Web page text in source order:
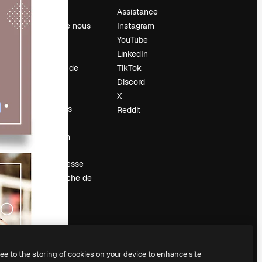
Prix
À propos de nous
Tendances de
Événements
Vendre mon
contenu
Salle de presse
À la recherche de
magnific.ai
Assistance
Instagram
YouTube
LinkedIn
TikTok
Discord
X
Reddit
to the storing of cookies on your device to enhance site